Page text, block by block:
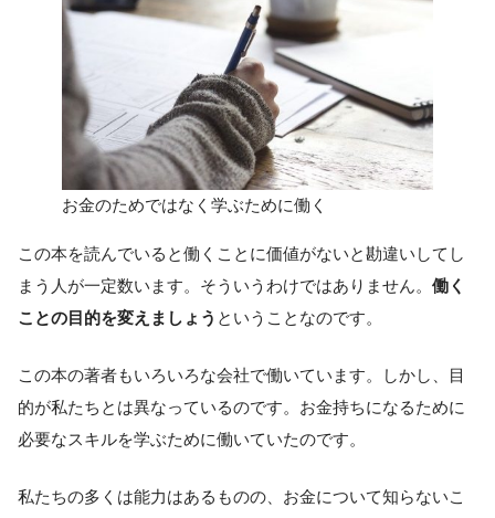
お金のためではなく学ぶために働く
この本を読んでいると働くことに価値がないと勘違いしてし
まう人が一定数います。そういうわけではありません。 働く
ことの目的を変えましょう ということなのです。
この本の著者もいろいろな会社で働いています。しかし、目
的が私たちとは異なっているのです。お金持ちになるために
必要なスキルを学ぶために働いていたのです。
私たちの多くは能力はあるものの、お金について知らないこ